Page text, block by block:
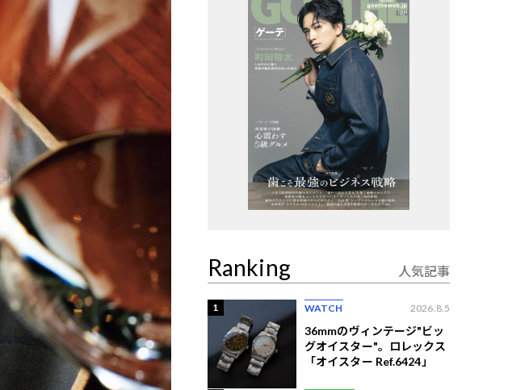
Ranking 人気記事
1 WATCH 2026.8.5
36mmのヴィンテージ"ビッ
グオイスター"。ロレックス
「オイスター Ref.6424」